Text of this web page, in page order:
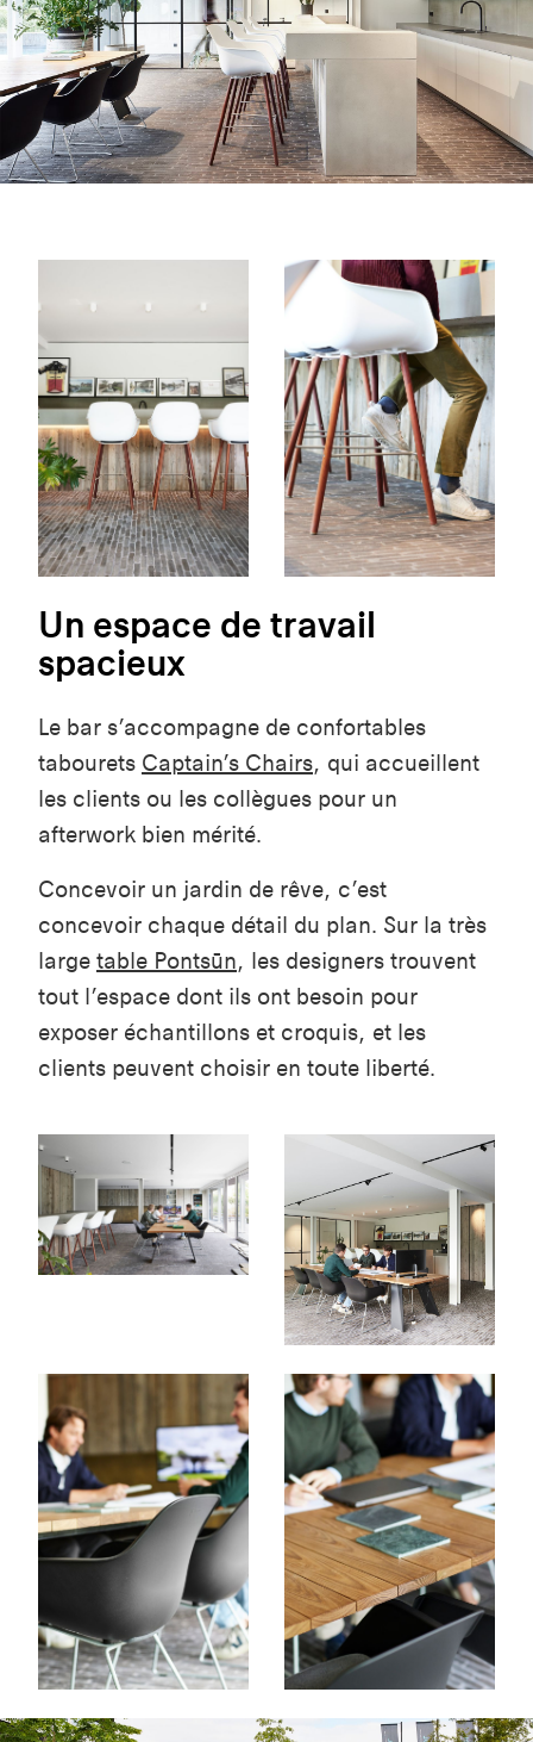
Un espace de travail
spacieux
Le bar s’accompagne de confortables
tabourets Captain’s Chairs, qui accueillent
les clients ou les collègues pour un
afterwork bien mérité.
Concevoir un jardin de rêve, c’est
concevoir chaque détail du plan. Sur la très
large table Pontsūn, les designers trouvent
tout l’espace dont ils ont besoin pour
exposer échantillons et croquis, et les
clients peuvent choisir en toute liberté.